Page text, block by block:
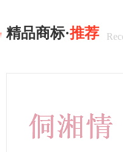
精品商标·推荐